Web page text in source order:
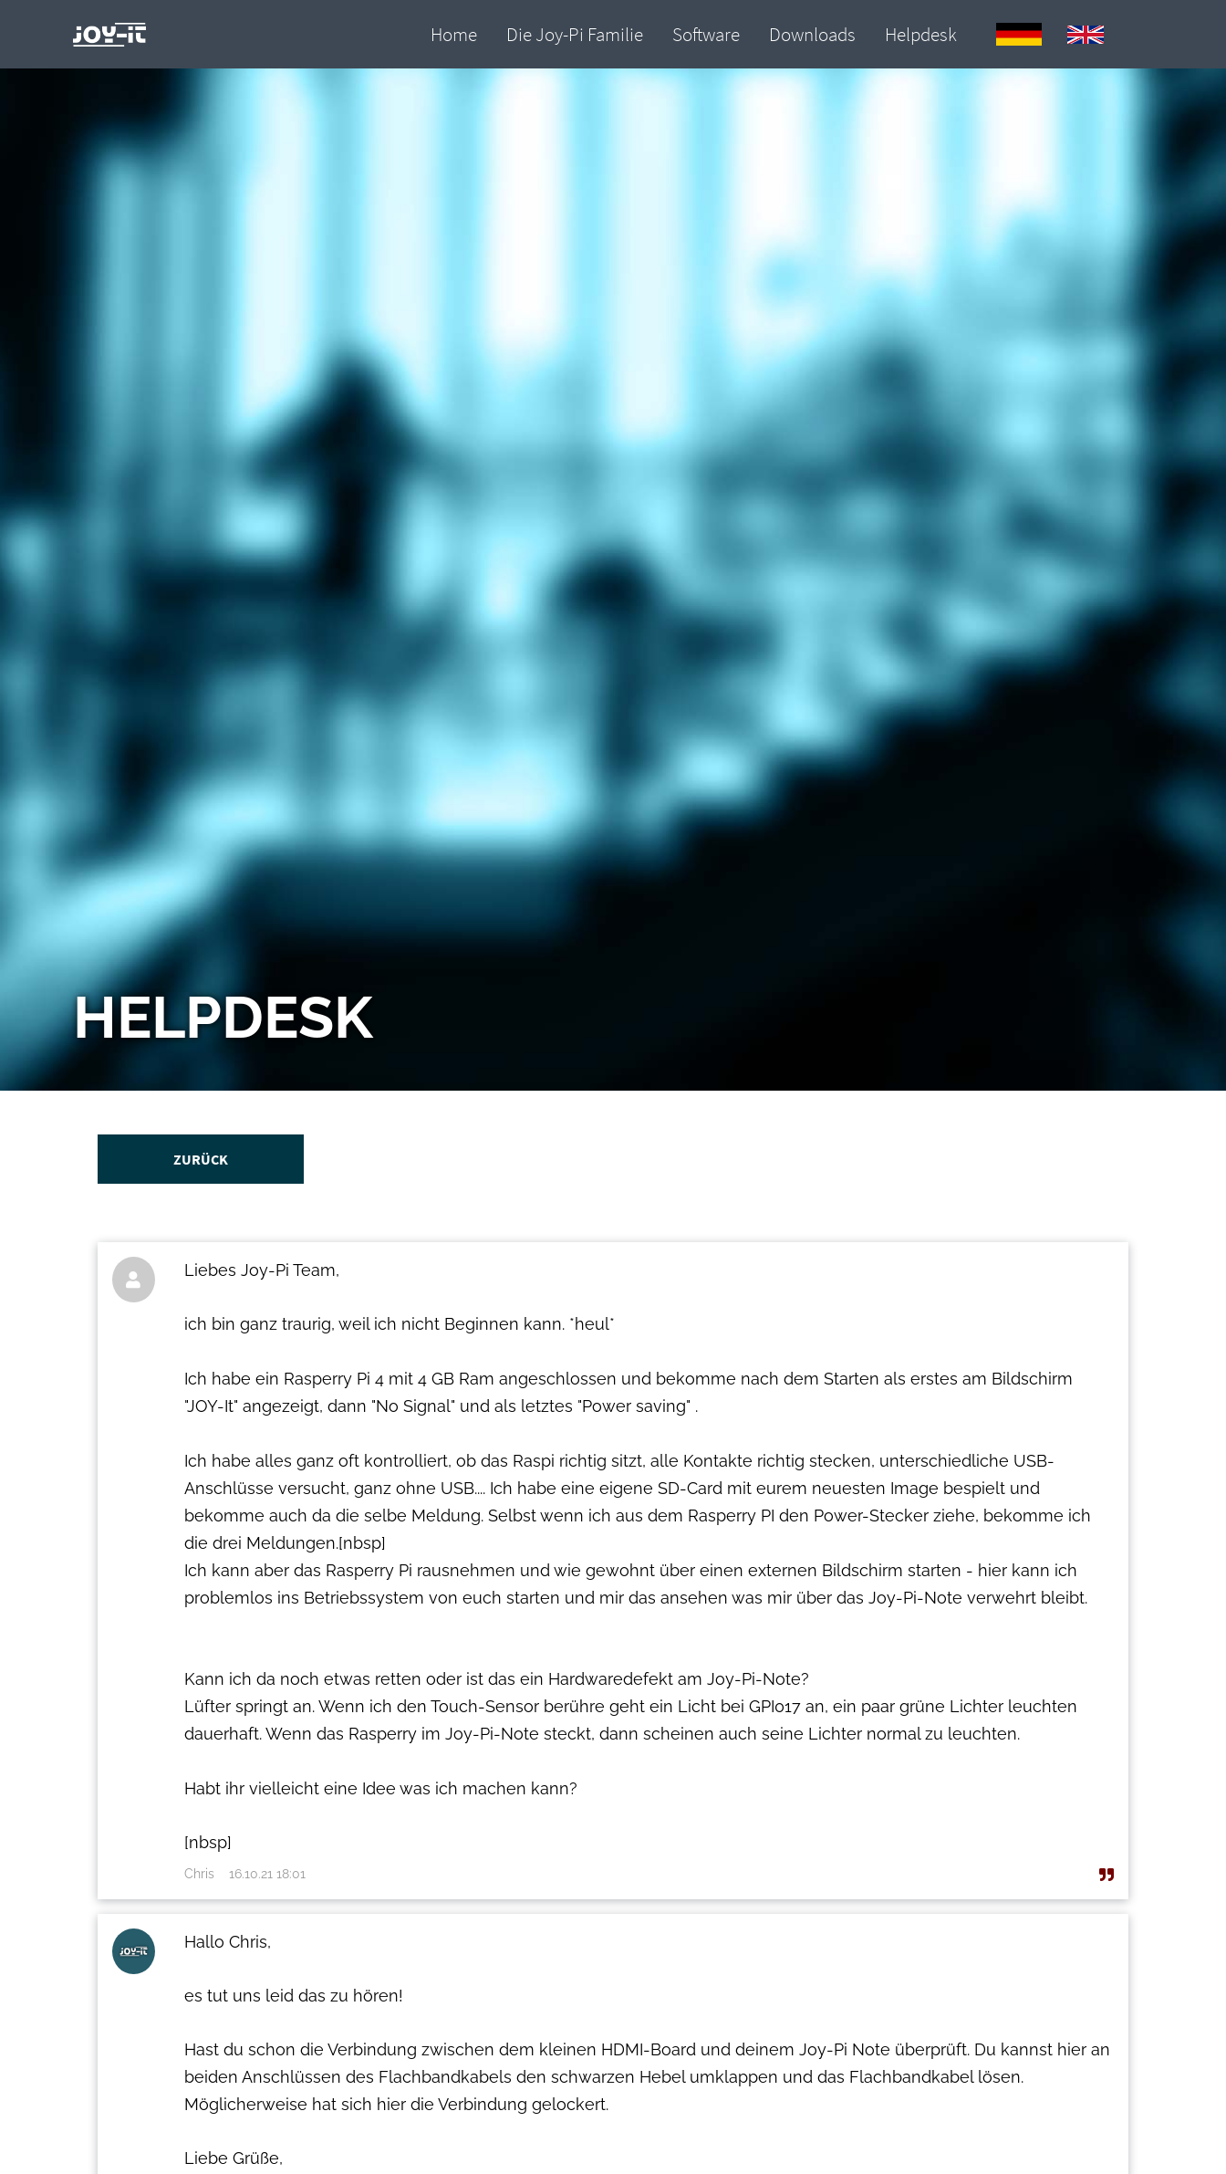
HELPDESK
ZURÜCK
 Liebes Joy-Pi Team,
ich bin ganz traurig, weil ich nicht Beginnen kann. *heul*
Ich habe ein Rasperry Pi 4 mit 4 GB Ram angeschlossen und bekomme nach dem Starten als erstes am Bildschirm
"JOY-It" angezeigt, dann "No Signal" und als letztes "Power saving" .
Ich habe alles ganz oft kontrolliert, ob das Raspi richtig sitzt, alle Kontakte richtig stecken, unterschiedliche USB-
Anschlüsse versucht, ganz ohne USB.... Ich habe eine eigene SD-Card mit eurem neuesten Image bespielt und
bekomme auch da die selbe Meldung. Selbst wenn ich aus dem Rasperry PI den Power-Stecker ziehe, bekomme ich
die drei Meldungen.[nbsp]
Ich kann aber das Rasperry Pi rausnehmen und wie gewohnt über einen externen Bildschirm starten - hier kann ich
problemlos ins Betriebssystem von euch starten und mir das ansehen was mir über das Joy-Pi-Note verwehrt bleibt.
Kann ich da noch etwas retten oder ist das ein Hardwaredefekt am Joy-Pi-Note?
Lüfter springt an. Wenn ich den Touch-Sensor berühre geht ein Licht bei GPI017 an, ein paar grüne Lichter leuchten
dauerhaft. Wenn das Rasperry im Joy-Pi-Note steckt, dann scheinen auch seine Lichter normal zu leuchten.
Habt ihr vielleicht eine Idee was ich machen kann?
[nbsp]
Chris 16.10.21 18:01
Hallo Chris,
es tut uns leid das zu hören!
Hast du schon die Verbindung zwischen dem kleinen HDMI-Board und deinem Joy-Pi Note überprüft. Du kannst hier an
beiden Anschlüssen des Flachbandkabels den schwarzen Hebel umklappen und das Flachbandkabel lösen.
Möglicherweise hat sich hier die Verbindung gelockert.
Liebe Grüße,
Home Die Joy-Pi Familie Software Downloads Helpdesk